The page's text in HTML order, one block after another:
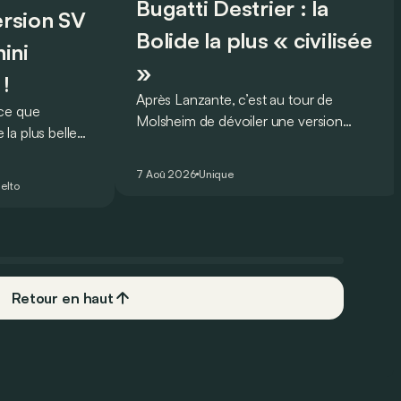
SV
que
plus belle
Bugatti Destrier : la
Bolide la plus « civilisée
»
Après Lanzante, c’est au tour de
Molsheim de dévoiler une version
7 Aoû 2026 Unique
Retour en haut